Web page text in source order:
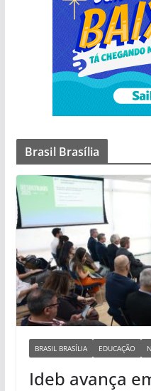
Brasil Brasília
BRASIL BRASÍLIA EDUCAÇÃO
Ideb avança